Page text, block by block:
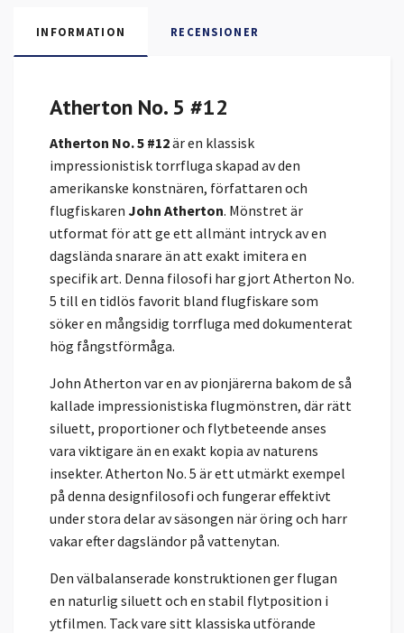
INFORMATION RECENSIONER
Atherton No. 5 #12
Atherton No. 5 #12är en klassisk
impressionistisk torrfluga skapad av den
amerikanske konstnären, författaren och
flugfiskaren John Atherton. Mönstret är
utformat för att ge ett allmänt intryck av en
dagslända snarare än att exakt imitera en
specifik art. Denna filosofi har gjort Atherton No.
5 till en tidlös favorit bland flugfiskare som
söker en mångsidig torrfluga med dokumenterat
hög fångstförmåga.
John Atherton var en av pionjärerna bakom de så
kallade impressionistiska flugmönstren, där rätt
siluett, proportioner och flytbeteende anses
vara viktigare än en exakt kopia av naturens
insekter. Atherton No. 5 är ett utmärkt exempel
på denna designfilosofi och fungerar effektivt
under stora delar av säsongen när öring och harr
vakar efter dagsländor på vattenytan.
Den välbalanserade konstruktionen ger flugan
en naturlig siluett och en stabil flytposition i
ytfilmen. Tack vare sitt klassiska utförande